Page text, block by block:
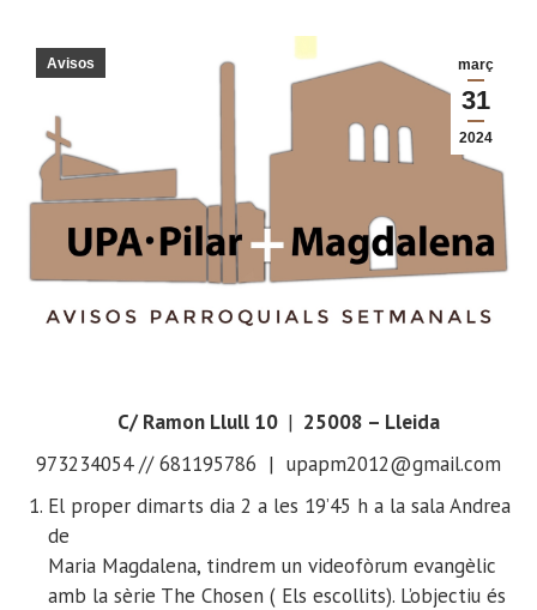
març
31
2024
Avisos
C/ Ramon Llull 10 | 25008 – Lleida
973234054 // 681195786 | upapm2012@gmail.com
El proper dimarts dia 2 a les 19’45 h a la sala Andrea
de
Maria Magdalena, tindrem un videofòrum evangèlic
amb la sèrie The Chosen ( Els escollits). L’objectiu és